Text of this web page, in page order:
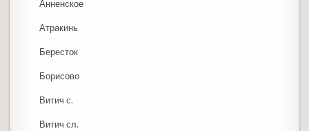
Анненское
Атракинь
Бересток
Борисово
Витич с.
Витич сл.